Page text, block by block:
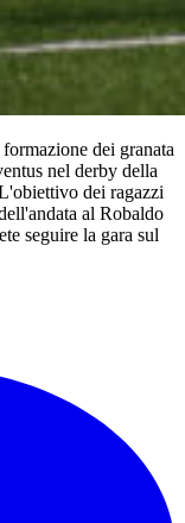
dei granata
nel derby della
dei ragazzi
al Robaldo
seguire la gara sul